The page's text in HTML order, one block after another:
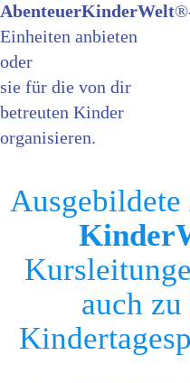
Abenteuer­KinderWelt
Einheiten anbieten
oder
sie für die von dir
betreuten Kinder
organisieren.
Ausgebildete
auch